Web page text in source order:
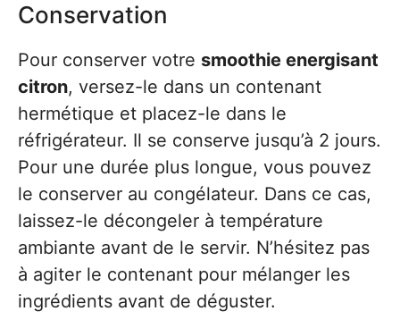
Conservation
Pour conserver votre smoothie energisant
citron, versez-le dans un contenant
hermétique et placez-le dans le
réfrigérateur. Il se conserve jusqu’à 2 jours.
Pour une durée plus longue, vous pouvez
le conserver au congélateur. Dans ce cas,
laissez-le décongeler à température
ambiante avant de le servir. N’hésitez pas
à agiter le contenant pour mélanger les
ingrédients avant de déguster.